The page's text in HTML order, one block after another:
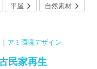
平屋 自然素材
アミ環境デザイン
民家再生